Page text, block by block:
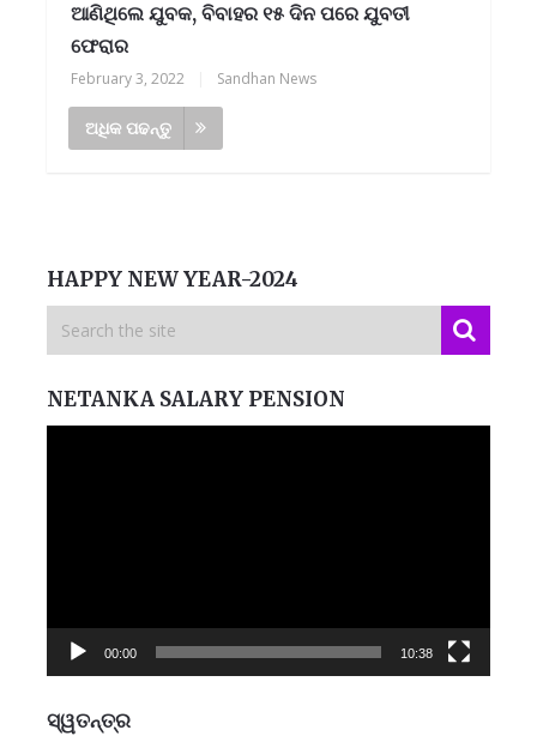
ଆଣିଥିଲେ ଯୁବକ, ବିବାହର ୧୫ ଦିନ ପରେ ଯୁବତୀ
ଫେରାର
February 3, 2022 Sandhan News
ଅଧିକ ପଢନ୍ତୁ
HAPPY NEW YEAR-2024
NETANKA SALARY PENSION
00:00 10:38
ସ୍ୱତନ୍ତ୍ର